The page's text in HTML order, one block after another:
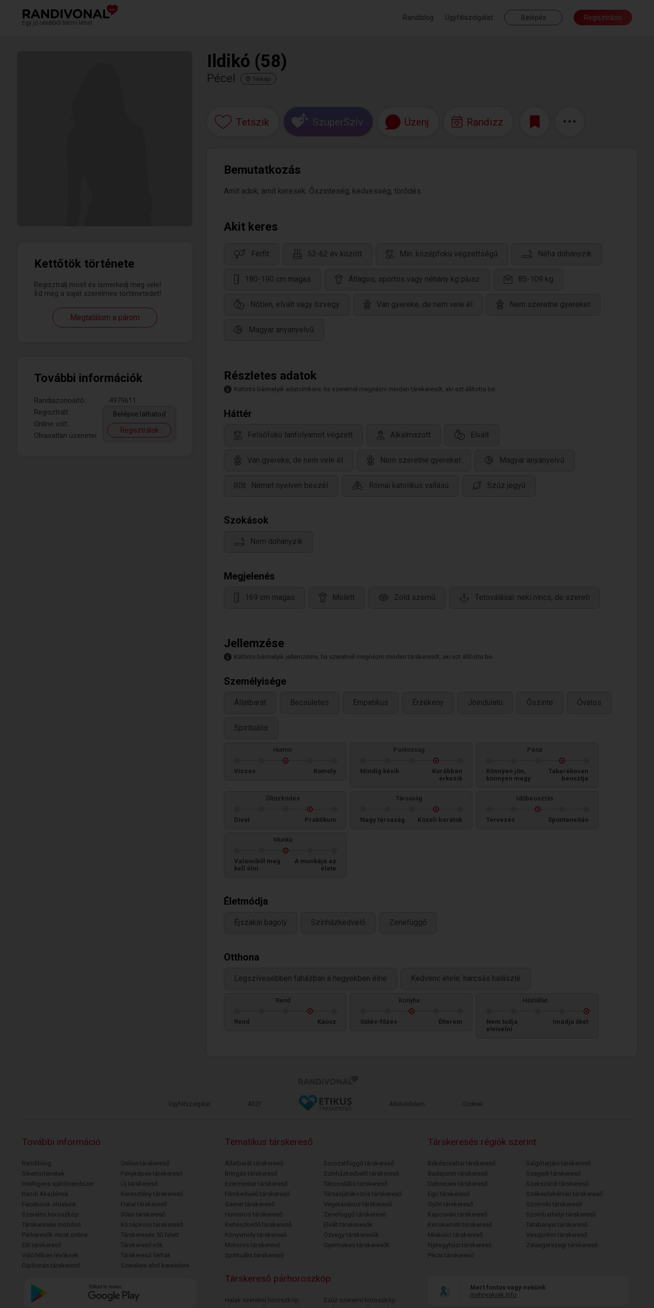
Egy jó randiból bármi lehet.
Randiblog Ügyfélszolgálat Belépés Regisztráció
Kettőtök története
Regisztrálj most és ismerkedj meg vele!
Írd meg a saját szerelmes történetedet!
Megtalálom a párom
További információk
Randiazonosító:
4979611
Regisztrált:
Online volt:
Olvasatlan üzenetei:
Belépve láthatod
Regisztrálok
Ildikó (58)
Pécel Térkép
Tetszik SzuperSzív Üzenj Randizz
Bemutatkozás
Amit adok, amit keresek. Őszinteség, kedvesség, törődés.
Akit keres
Férfit 52-62 év között Min. középfokú végzettségű Néha dohányzik
180-190 cm magas Átlagos, sportos vagy néhány kg plusz 85-109 kg
Nőtlen, elvált vagy özvegy Van gyereke, de nem vele él Nem szeretne gyereket
Magyar anyanyelvű
Részletes adatok
Kattints bármelyik adatcímkére, ha szeretnél megnézni minden társkeresőt, aki ezt állította be.
Háttér
Felsőfokú tanfolyamot végzett Alkalmazott Elvált
Van gyereke, de nem vele él Nem szeretne gyereket Magyar anyanyelvű
Német nyelven beszél Római katolikus vallású Szűz jegyű
Szokások
Nem dohányzik
Megjelenés
169 cm magas Molett Zöld szemű Tetoválásai: neki nincs, de szereti
Jellemzése
Kattints bármelyik jellemzésre, ha szeretnél megnézni minden társkeresőt, aki ezt állította be.
Személyisége
Állatbarát Becsületes Empatikus Érzékeny Jóindulatú Őszinte Óvatos
Spirituális
Humor
Vicces Komoly
Pontosság
Mindig késik
Korábban
érkezik
Pénz
Könnyen jön,
könnyen megy
Takarékosan
beosztja
Öltözködés
Divat Praktikum
Társaság
Nagy társaság Közeli barátok
Időbeosztás
Tervezés Spontaneitás
Munka
Valamiből meg
kell élni
A munkája az
élete
Életmódja
Éjszakai bagoly Színházkedvelő Zenefüggő
Otthona
Legszívesebben faházban a hegyekben élne Kedvenc étele: harcsás halászlé
Rend
Rend Káosz
Konyha
Sütés-főzés Étterem
Háziállat
Nem tudja
elviselni
Imádja őket
Ügyfélszolgálat ÁSZF Adatvédelem Cookiek
További információ
Randiblog
Sikertörténetek
Intelligens ajánlórendszer
Randi Akadémia
Facebook oldalunk
Szerelmi horoszkóp
Társkeresés mobilon
Párkeresők most online
Elit társkereső
Válófélben lévőknek
Diplomás társkereső
Online társkereső
Fényképes társkereső
Új társkereső
Keresztény társkereső
Fiatal társkereső
30as társkereső
Középkorú társkereső
Társkeresés 50 felett
Társkereső nők
Társkereső férfiak
Szerelem első keresésre
Tematikus társkereső
Állatbarát társkereső
Bringás társkereső
Ezermester társkereső
Filmkedvelő társkereső
Gamer társkereső
Humoros társkereső
Kertészkedő társkereső
Könyvmoly társkereső
Motoros társkereső
Spirituális társkereső
Sorozatfüggő társkereső
Színházkedvelő társkereső
Táncoslábú társkereső
Társasjátékozós társkereső
Vegetáriánus társkereső
Zenefüggő társkereső
Elvált társkeresők
Özvegy társkeresők
Gyermekes társkeresők
Társkeresés régiók szerint
Békéscsabai társkereső
Budapesti társkereső
Debreceni társkereső
Egri társkereső
Győri társkereső
Kaposvári társkereső
Kecskeméti társkereső
Miskolci társkereső
Nyíregyházi társkereső
Pécsi társkereső
Salgótarjáni társkereső
Szegedi társkereső
Szekszárdi társkereső
Székesfehérvári társkereső
Szolnoki társkereső
Szombathelyi társkereső
Tatabányai társkereső
Veszprémi társkereső
Zalaegerszegi társkereső
Társkereső párhoroszkóp
Halak szerelmi horoszkóp
Szűz szerelmi horoszkóp
Mert fontos vagy nekünk
mehnyakrak.info